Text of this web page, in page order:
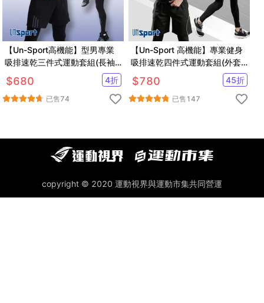
【Un-Sport高機能】型男專業
吸排速乾三件式運動套組(長袖
+短褲+緊身長褲)
$680 4折
已售74
【Un-Sport 高機能】專業健身
吸排速乾四件式運動套組(外套
+短袖+短褲+緊身長褲)
$780 45折
已售 147
copyright © 2020 運動視界與運動市集共同營運